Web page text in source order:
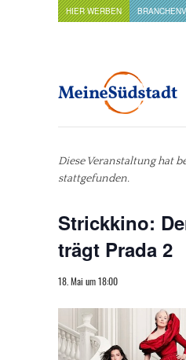
HIER WERBEN
Diese Veranstaltung hat
stattgefunden.
Strickkino:
trägt Prada 2
18. Mai um 18:00